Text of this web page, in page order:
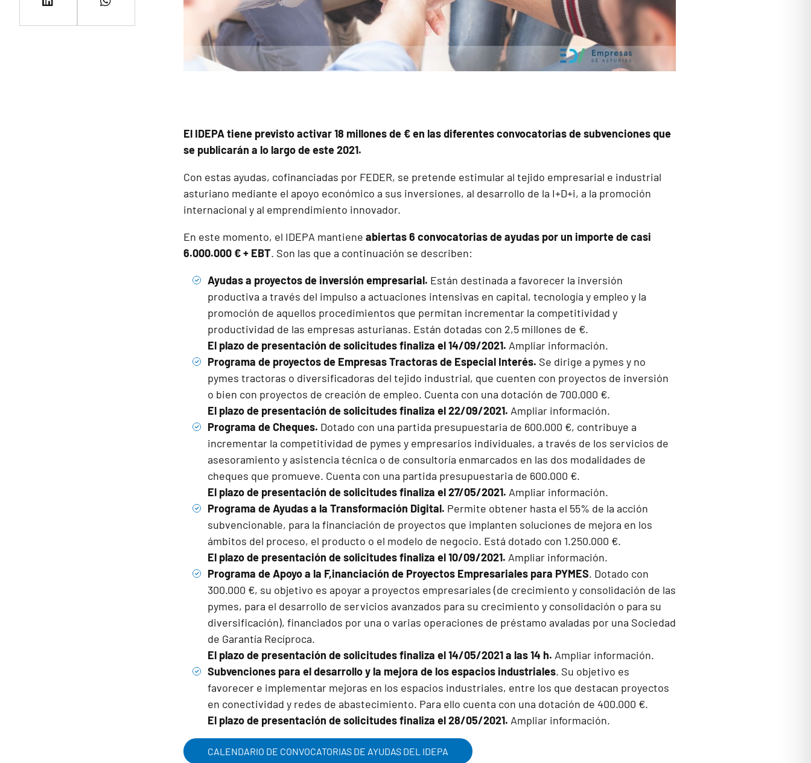
El IDEPA tiene previsto activar 18 millones de € en las diferentes convocatorias de subvenciones que
se publicarán a lo largo de este 2021.
Con estas ayudas, cofinanciadas por FEDER, se pretende estimular al tejido empresarial e industrial
asturiano mediante el apoyo económico a sus inversiones, al desarrollo de la I+D+i, a la promoción
internacional y al emprendimiento innovador.
En este momento, el IDEPA mantiene abiertas 6 convocatorias de ayudas por un importe de casi
6.000.000 € + EBT. Son las que a continuación se describen:
Ayudas a proyectos de inversión empresarial. Están destinada a favorecer la inversión
productiva a través del impulso a actuaciones intensivas en capital, tecnología y empleo y la
promoción de aquellos procedimientos que permitan incrementar la competitividad y
productividad de las empresas asturianas. Están dotadas con 2,5 millones de €.
El plazo de presentación de solicitudes finaliza el 14/09/2021. Ampliar información.
Programa de proyectos de Empresas Tractoras de Especial Interés. Se dirige a pymes y no
pymes tractoras o diversificadoras del tejido industrial, que cuenten con proyectos de inversión
o bien con proyectos de creación de empleo. Cuenta con una dotación de 700.000 €.
El plazo de presentación de solicitudes finaliza el 22/09/2021. Ampliar información.
Programa de Cheques. Dotado con una partida presupuestaria de 600.000 €, contribuye a
incrementar la competitividad de pymes y empresarios individuales, a través de los servicios de
asesoramiento y asistencia técnica o de consultoría enmarcados en las dos modalidades de
cheques que promueve. Cuenta con una partida presupuestaria de 600.000 €.
El plazo de presentación de solicitudes finaliza el 27/05/2021. Ampliar información.
Programa de Ayudas a la Transformación Digital. Permite obtener hasta el 55% de la acción
subvencionable, para la financiación de proyectos que implanten soluciones de mejora en los
ámbitos del proceso, el producto o el modelo de negocio. Está dotado con 1.250.000 €.
El plazo de presentación de solicitudes finaliza el 10/09/2021. Ampliar información.
Programa de Apoyo a la F,inanciación de Proyectos Empresariales para PYMES. Dotado con
300.000 €, su objetivo es apoyar a proyectos empresariales (de crecimiento y consolidación de las
pymes, para el desarrollo de servicios avanzados para su crecimiento y consolidación o para su
diversificación), financiados por una o varias operaciones de préstamo avaladas por una Sociedad
de Garantía Recíproca.
El plazo de presentación de solicitudes finaliza el 14/05/2021 a las 14 h. Ampliar información.
Subvenciones para el desarrollo y la mejora de los espacios industriales. Su objetivo es
favorecer e implementar mejoras en los espacios industriales, entre los que destacan proyectos
en conectividad y redes de abastecimiento. Para ello cuenta con una dotación de 400.000 €.
El plazo de presentación de solicitudes finaliza el 28/05/2021. Ampliar información.
CALENDARIO DE CONVOCATORIAS DE AYUDAS DEL IDEPA